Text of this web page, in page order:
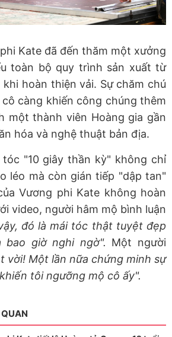
Kate đã đến thăm một xưởng
toàn bộ quy trình sản xuất từ
hoàn thiện vải. Sự chăm chú
càng khiến công chúng thêm
một thành viên Hoàng gia gần
hóa và nghệ thuật bản địa.
tóc "10 giây thần kỳ" không chỉ
léo mà còn gián tiếp "dập tan"
Vương phi Kate không hoàn
video, người hâm mộ bình luận
đó là mái tóc thật tuyệt đẹp
bao giờ nghi ngờ". Một người
vời! Một lần nữa chứng minh sự
tôi ngưỡng mộ cô ấy".